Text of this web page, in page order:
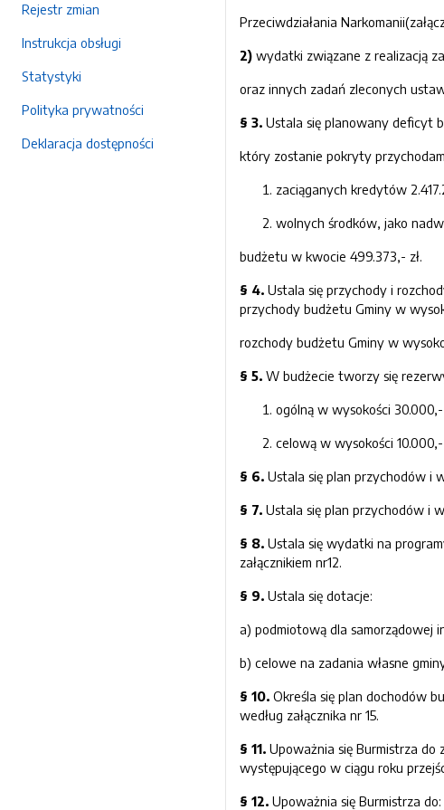
Rejestr zmian
Instrukcja obsługi
Statystyki
Polityka prywatności
Deklaracja dostępności
Przeciwdziałania
2) wydatki związane z realizacją
oraz innych zadań zleconych
§ 3. Ustala się planowany deficyt
który zostanie pokryty
zaciąganych kredytów
wolnych środków, jako
budżetu w kwocie 499.373,- zł.
§ 4. Ustala się przychody i
przychody budżetu Gminy w
rozchody budżetu Gminy w
§ 5. W budżecie tworzy się
ogólną w wysokości 30.000,-
celową w wysokości
§ 6. Ustala się plan przychodów i
§ 7. Ustala się plan przychodów i
§ 8. Ustala się wydatki na
załącznikiem nr12.
§ 9. Ustala się dotacje:
a) podmiotową dla samorządowej
b) celowe na zadania własne
§ 10. Określa się plan dochodów
według załącznika nr 15.
§ 11. Upoważnia się Burmistrza
występującego w ciągu roku
§ 12. Upoważnia się Burmistrza do: